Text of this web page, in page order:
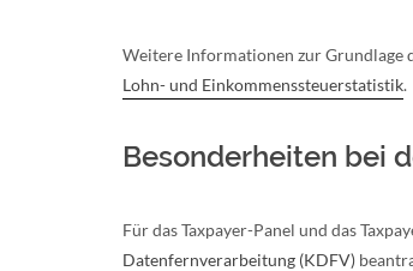
Weitere Informationen zur Grundlage
Lohn- und Einkommenssteuerstatistik.
Besonderheiten bei
Für das Taxpayer-Panel und das
Datenfernverarbeitung (KDFV)